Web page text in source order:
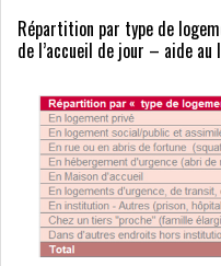
Répartition par type de
de l’accueil de jour – aide